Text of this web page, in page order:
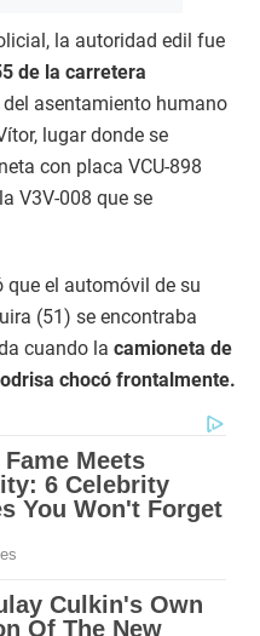
la autoridad edil fue
de la carretera
asentamiento humano
lugar donde se
con placa VCU-898
V3V-008 que se
que el automóvil de su
(51) se encontraba
cuando la camioneta de
chocó frontalmente.